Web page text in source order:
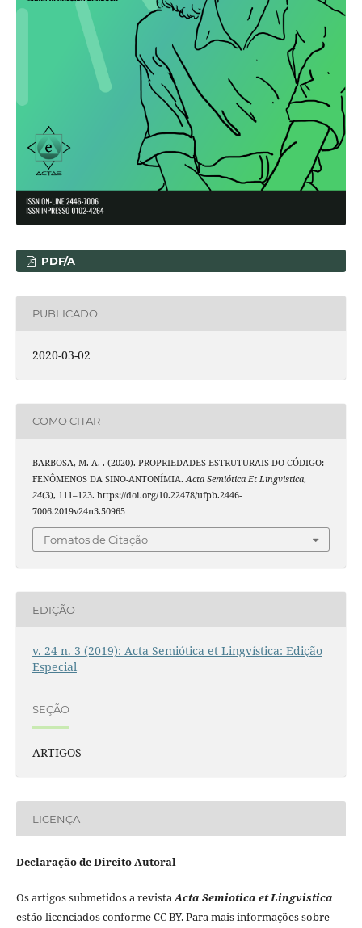
PDF/A
PUBLICADO
2020-03-02
COMO CITAR
BARBOSA, M. A. . (2020). PROPRIEDADES ESTRUTURAIS DO CÓDIGO:
FENÔMENOS DA SINO-ANTONÍMIA. Acta Semiótica Et Lingvistica,
24(3), 111–123. https://doi.org/10.22478/ufpb.2446-
7006.2019v24n3.50965
Fomatos de Citação
EDIÇÃO
v. 24 n. 3 (2019): Acta Semiótica et Lingvística: Edição
Especial
SEÇÃO
ARTIGOS
LICENÇA
Declaração de Direito Autoral
Os artigos submetidos a revistaActa Semiotica et Lingvistica
estão licenciados conforme CC BY. Para mais informações sobre